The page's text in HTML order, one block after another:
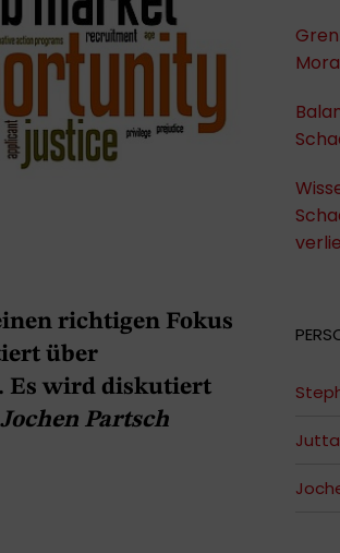
richtigen Fokus
über
Es wird diskutiert
Partsch